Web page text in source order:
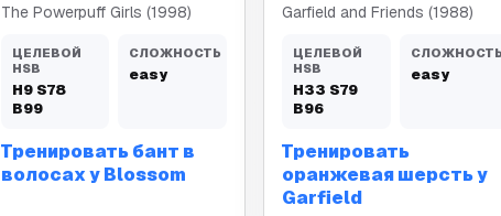
The Powerpuff Girls (1998)
ЦЕЛЕВОЙ
HSB
H9S78
B99
СЛОЖНОСТЬ
easy
Тренировать бант в
волосах у Blossom
Garfield and Friends (1988)
ЦЕЛЕВОЙ
HSB
H33 S79
B96
easy
Тренировать
оранжевая шерсть у
Garfield